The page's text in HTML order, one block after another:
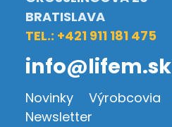
BRATISLAVA
TEL.: +421 911 181 475
info@lifem.sk
Novinky Výrobcovia
Newsletter